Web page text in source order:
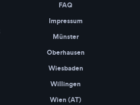
FAQ
Impressum
Münster
Oberhausen
Wiesbaden
Willingen
Wien (AT)